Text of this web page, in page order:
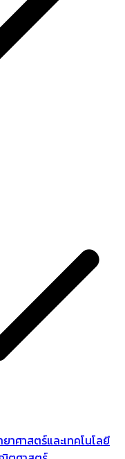
าศาสตร์และเทคโนโลยี